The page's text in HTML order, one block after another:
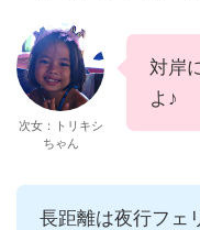
次女：トリキシ
ちゃん
対岸
よ♪
長距離は夜行フェ